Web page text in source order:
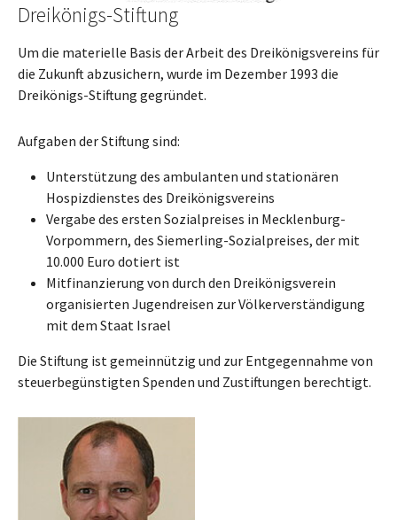
Dreikönigs-Stiftung
Um die materielle Basis der Arbeit des Dreikönigsvereins für
die Zukunft abzusichern, wurde im Dezember 1993 die
Dreikönigs-Stiftung gegründet.
Aufgaben der Stiftung sind:
Unterstützung des ambulanten und stationären
Hospizdienstes des Dreikönigsvereins
Vergabe des ersten Sozialpreises in Mecklenburg-
Vorpommern, des Siemerling-Sozialpreises, der mit
10.000 Euro dotiert ist
Mitfinanzierung von durch den Dreikönigsverein
organisierten Jugendreisen zur Völkerverständigung
mit dem Staat Israel
Die Stiftung ist gemeinnützig und zur Entgegennahme von
steuerbegünstigten Spenden und Zustiftungen berechtigt.